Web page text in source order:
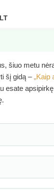
šiuo metu
šį gidą –„Kaip
esate apsipirkę